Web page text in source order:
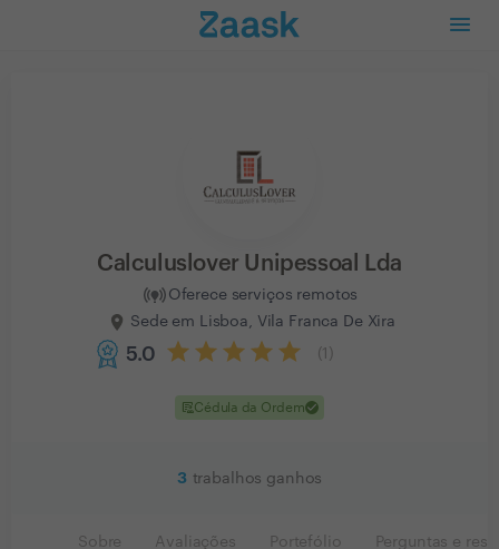
Calculuslover Unipessoal Lda
Oferece serviços remotos
Sede em Lisboa, Vila Franca De Xira
5.0 1
clinical_notesCédula da Ordemcheck
3 trabalhos ganhos
Sobre Avaliações Portefólio Perguntas e